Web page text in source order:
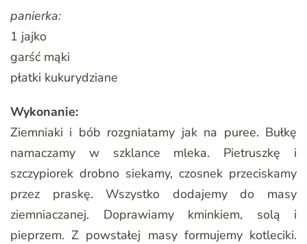
panierka:
1 jajko
garść mąki
płatki kukurydziane
Wykonanie:
Ziemniaki i bób rozgniatamy jak na puree. Bułkę
namaczamy w szklance mleka. Pietruszkę i
szczypiorek drobno siekamy, czosnek przeciskamy
przez praskę. Wszystko dodajemy do masy
ziemniaczanej. Doprawiamy kminkiem, solą i
pieprzem. Z powstałej masy formujemy kotleciki.